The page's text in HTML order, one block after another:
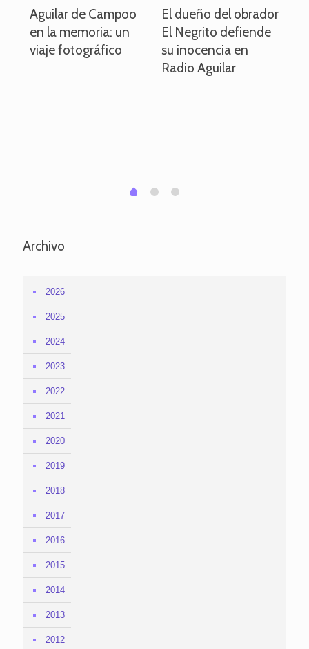
Aguilar de Campoo
en la memoria: un
viaje fotográfico
El dueño del obrador
El Negrito defiende
su inocencia en
Radio Aguilar
0 1 2
Archivo
2026
2025
2024
2023
2022
2021
2020
2019
2018
2017
2016
2015
2014
2013
2012